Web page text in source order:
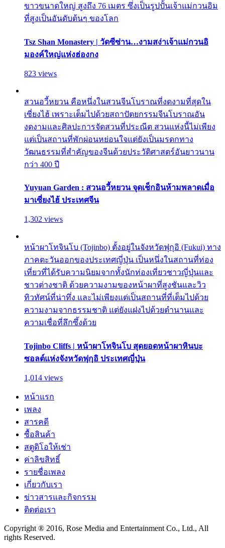
ขาวขนาดใหญ่ สูงถึง 76 เมตร ซึ่งเป็นรูปปั้นเจ้าแม่กวนอิม
ที่สูงเป็นอันดับต้นๆ ของโลก
Tsz Shan Monastery | วัดซีซ่าน…งามสง่าเจ้าแม่กวนอิ
มองค์ใหญ่แห่งฮ่องกง
823 views
สวนอวี้หยวน คือหนึ่งในสวนจีนโบราณที่งดงามที่สุดใน
เซี่ยงไฮ้ เพราะเต็มไปด้วยสถาปัตยกรรมจีนโบราณอัน
งดงามและศิลปะการจัดสวนที่ประณีต สวนแห่งนี้ไม่เพียง
แต่เป็นสถานที่พักผ่อนหย่อนใจแต่ยังเป็นมรดกทาง
วัฒนธรรมที่สำคัญของจีนด้วยประวัติศาสตร์อันยาวนาน
กว่า 400 ปี
Yuyuan Garden : สวนอวี้หยวน จุดเช็กอินห้ามพลาดเมื่อ
มาเซี่ยงไฮ้ ประเทศจีน
1,302 views
หน้าผาโทจินโบ (Tojinbo) ตั้งอยู่ในจังหวัดฟุกุอิ (Fukui) ทาง
ภาคตะวันออกของประเทศญี่ปุ่น เป็นหนึ่งในสถานที่ท่อง
เที่ยวที่ได้รับความนิยมจากทั้งนักท่องเที่ยวชาวญี่ปุ่นและ
ชาวต่างชาติ ด้วยความงามของหน้าผาที่สูงชันและวิว
ทิวทัศน์ที่น่าทึ่ง และไม่เพียงแต่เป็นสถานที่ที่เต็มไปด้วย
ความงามจากธรรมชาติ แต่ยังแฝงไปด้วยตำนานและ
ความเชื่อที่ลึกซึ้งด้วย
Tojinbo Cliffs | หน้าผาโทจินโบ สุดยอดหน้าผาหินบะ
ซอลต์แห่งจังหวัดฟุกุอิ ประเทศญี่ปุ่น
1,014 views
หน้าแรก
เพลง
สารคดี
ซื้อสินค้า
สตูดิโอให้เช่า
ค่าลิขสิทธิ์
รายชื่อเพลง
เกี่ยวกับเรา
ข่าวสารและกิจกรรม
ติดต่อเรา
Copyright ® 2016, Rose Media and Entertainment Co., Ltd., All
rights Reserved.